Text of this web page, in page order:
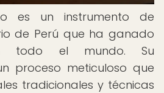
es un instrumento de
de Perú que ha ganado
todo el mundo. Su
proceso meticuloso que
tradicionales y técnicas